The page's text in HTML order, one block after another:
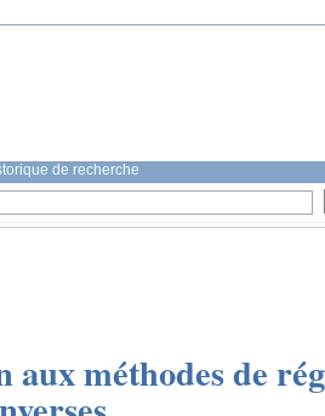
de recherche
méthodes de